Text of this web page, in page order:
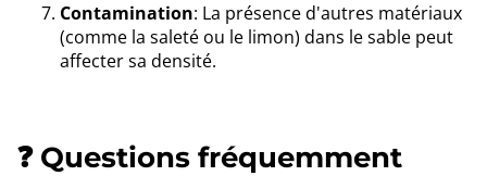
Contamination: La présence d'autres matériaux
(comme la saleté ou le limon) dans le sable peut
affecter sa densité.
❓ Questions fréquemment